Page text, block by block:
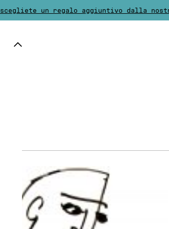
un regalo aggiuntivo dalla